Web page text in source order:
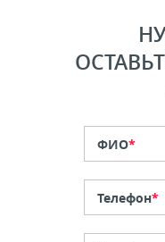
ФИО*
Телефон*